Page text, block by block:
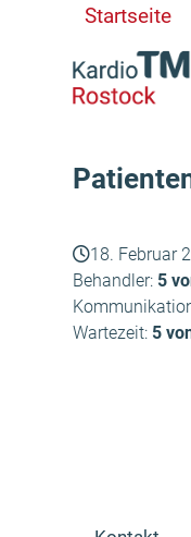
Startseite
18. Februar
Behandler: 5
Wartezeit: 5